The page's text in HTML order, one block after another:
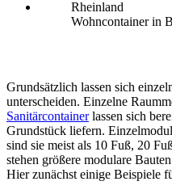
Wohncontainer in
Grundsätzlich lassen sich
unterscheiden. Einzelne
Sanitärcontainerlassen sich
Grundstück liefern.
sind sie meist als 10 Fuß, 20
stehen größere modulare
Hier zunächst einige Beispiele